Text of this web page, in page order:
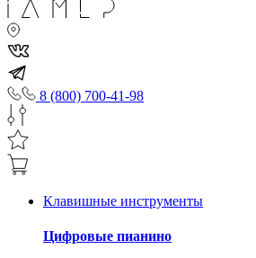
8 (800) 700-41-98
Клавишные инструменты
Цифровые пианино